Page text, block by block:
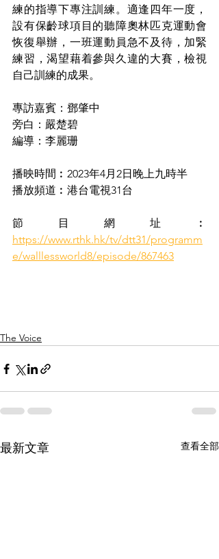
練的指導下專注訓練。適逢四年一度，
設有保齡球項目的聽障奧林匹克運動會
恢復舉辦，一班運動員急不及待，加緊
練習，渴望藉着參與久違的大賽，檢視
自己訓練的成果。
專訪嘉賓：鄧肇中
旁白：嚴楚碧
編導：李麗珊
播映時間︰2023年4月2日晚上九時半
播放頻道︰港台電視31台
節目網址︰
https://www.rthk.hk/tv/dtt31/programm
e/walllessworld8/episode/867463
The Voice
最新文章 查看全部